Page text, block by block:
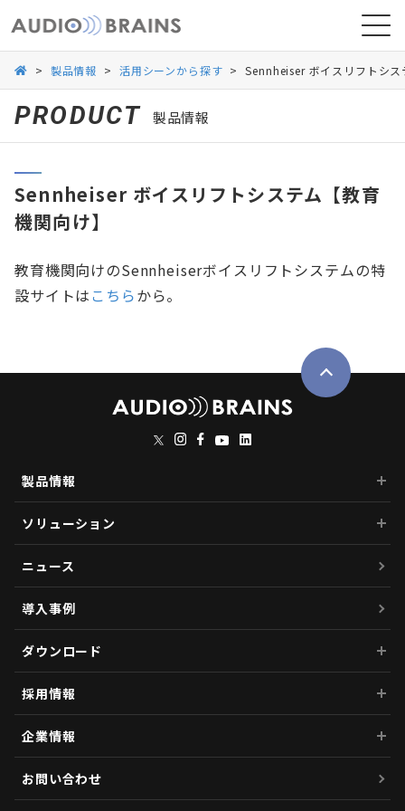
導入事例
お問い合わせ
> 製品情報 > 活用シーンから探す > Sennheiser ボイスリフトシ
PRODUCT 製品情報
Sennheiser ボイスリフトシステム【教育
機関向け】
教育機関向けのSennheiserボイスリフトシステムの特
設サイトは こちらから。
製品情報
ソリューション
ニュース
導入事例
ダウンロード
採用情報
企業情報
お問い合わせ